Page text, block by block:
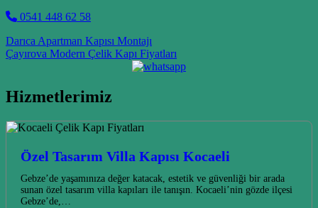
0541 448 62 58
Post navigation
Darıca Apartman Kapısı Montajı
Çayırova Modern Çelik Kapı Fiyatları
Hizmetlerimiz
Özel Tasarım Villa Kapısı Kocaeli
Gebze’de yaşamınıza değer katacak, estetik ve güvenliği bir arada
sunan özel tasarım villa kapıları ile tanışın. Kocaeli’nin gözde ilçesi
Gebze’de,…